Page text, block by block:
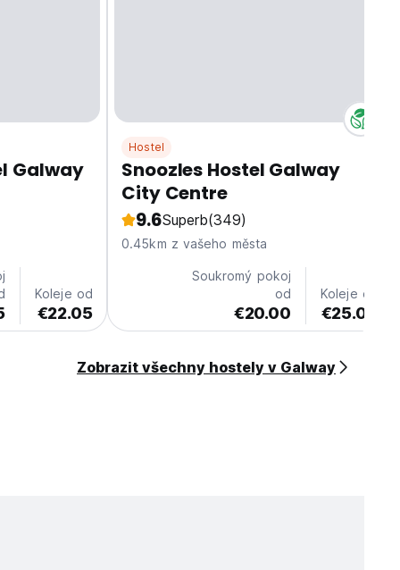
Galway
Koleje od
€22.05
Hostel
Snoozles Hostel Galway
City Centre
9.6Superb(349)
0.45km z vašeho města
Soukromý pokoj
od
€20.00
Koleje od
€25.00
Zobrazit všechny hostely v Galway